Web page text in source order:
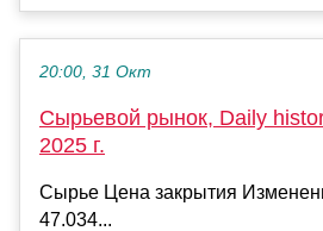
20:00, 31 Окт
Сырьевой рынок, Daily
2025 г.
Сырье Цена закрытия
47.034...